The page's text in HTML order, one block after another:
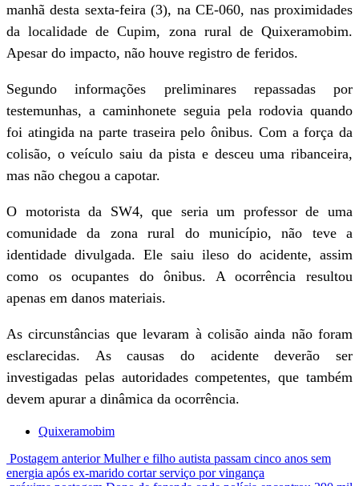
manhã desta sexta-feira (3), na CE-060, nas proximidades
da localidade de Cupim, zona rural de Quixeramobim.
Apesar do impacto, não houve registro de feridos.
Segundo informações preliminares repassadas por
testemunhas, a caminhonete seguia pela rodovia quando
foi atingida na parte traseira pelo ônibus. Com a força da
colisão, o veículo saiu da pista e desceu uma ribanceira,
mas não chegou a capotar.
O motorista da SW4, que seria um professor de uma
comunidade da zona rural do município, não teve a
identidade divulgada. Ele saiu ileso do acidente, assim
como os ocupantes do ônibus. A ocorrência resultou
apenas em danos materiais.
As circunstâncias que levaram à colisão ainda não foram
esclarecidas. As causas do acidente deverão ser
investigadas pelas autoridades competentes, que também
devem apurar a dinâmica da ocorrência.
Quixeramobim
Postagem anterior Mulher e filho autista passam cinco anos sem
energia após ex-marido cortar serviço por vingança